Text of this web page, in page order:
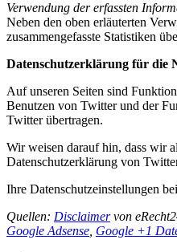
Verwendung der erfassten
Neben den oben erläuterten
zusammengefasste Statistiken
Datenschutzerklärung für die
Auf unseren Seiten sind
Benutzen von Twitter und der
Twitter übertragen.
Wir weisen darauf hin, dass wir
Datenschutzerklärung von
Ihre Datenschutzeinstellungen
Quellen: Disclaimervon
Google Adsense Google +1